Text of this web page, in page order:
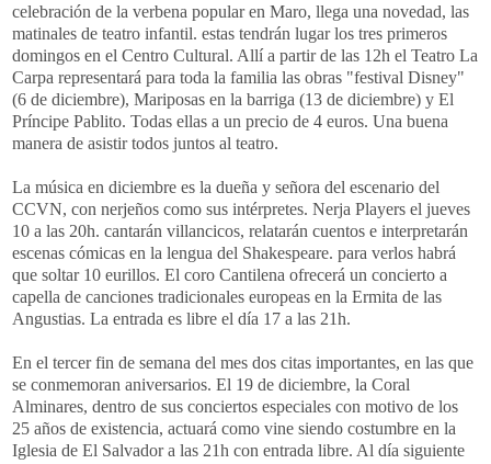
celebración de la verbena popular en Maro, llega una novedad, las
matinales de teatro infantil. estas tendrán lugar los tres primeros
domingos en el Centro Cultural. Allí a partir de las 12h el Teatro La
Carpa representará para toda la familia las obras "festival Disney"
(6 de diciembre), Mariposas en la barriga (13 de diciembre) y El
Príncipe Pablito. Todas ellas a un precio de 4 euros. Una buena
manera de asistir todos juntos al teatro.
La música en diciembre es la dueña y señora del escenario del
CCVN, con nerjeños como sus intérpretes. Nerja Players el jueves
10 a las 20h. cantarán villancicos, relatarán cuentos e interpretarán
escenas cómicas en la lengua del Shakespeare. para verlos habrá
que soltar 10 eurillos. El coro Cantilena ofrecerá un concierto a
capella de canciones tradicionales europeas en la Ermita de las
Angustias. La entrada es libre el día 17 a las 21h.
En el tercer fin de semana del mes dos citas importantes, en las que
se conmemoran aniversarios. El 19 de diciembre, la Coral
Alminares, dentro de sus conciertos especiales con motivo de los
25 años de existencia, actuará como vine siendo costumbre en la
Iglesia de El Salvador a las 21h con entrada libre. Al día siguiente